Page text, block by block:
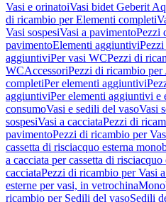
Vasi e orinatoiVasi bidet Geberit
di ricambio per Elementi completi
Vasi sospesiVasi a pavimentoPezzi
pavimentoElementi aggiuntivi
aggiuntiviPer vasi WCPezzi di
WCAccessoriPezzi di ricambio per
completiPer elementi aggiuntivi
aggiuntiviPer elementi aggiuntivi e
consumoVasi e sedili del vasoVasi
sospesiVasi a cacciataPezzi di
pavimentoPezzi di ricambio per
cassetta di risciacquo esterna
a cacciata per cassetta di
cacciataPezzi di ricambio per Vasi
esterne per vasi, in vetrochina
ricambio per Sedili del vasoSedili